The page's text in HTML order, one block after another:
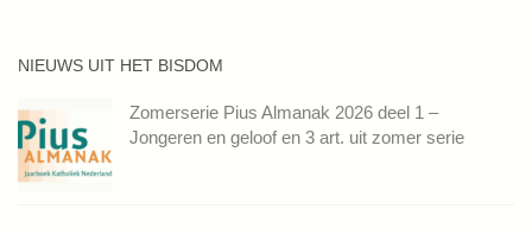
NIEUWS UIT HET BISDOM
Zomerserie Pius Almanak 2026 deel 1 –
Jongeren en geloof en 3 art. uit zomer serie